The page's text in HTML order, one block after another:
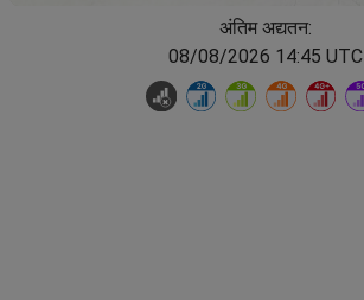
अंतिम अद्यतन:
08/08/2026 14:45 UTC